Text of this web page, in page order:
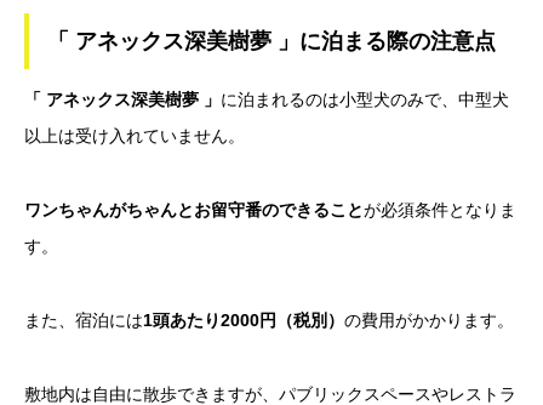
「 アネックス深美樹夢 」に泊まる際の注意点
「 アネックス深美樹夢 」 に泊まれるのは小型犬のみで、中型犬
以上は受け入れていません。
ワンちゃんがちゃんとお留守番のできることが必須条件となりま
す。
また、宿泊には1頭あたり2000円（税別） の費用がかかります。
敷地内は自由に散歩できますが、パブリックスペースやレストラ